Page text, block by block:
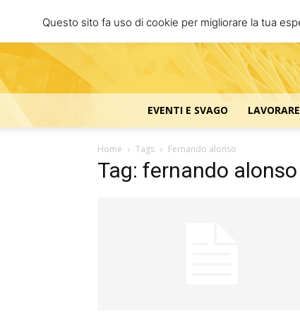
EVENTI E SVAGO
Home Tags Fernando alonso
Tag: fernando alonso
Questo sito fa uso di cookie per migliorare la tua